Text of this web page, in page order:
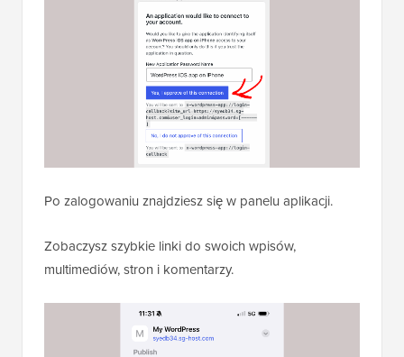
Po zalogowaniu znajdziesz się w panelu aplikacji.
Zobaczysz szybkie linki do swoich wpisów,
multimediów, stron i komentarzy.